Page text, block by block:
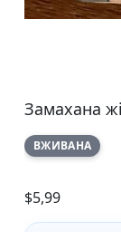
Замахана
ВЖИВАНА
$5,99